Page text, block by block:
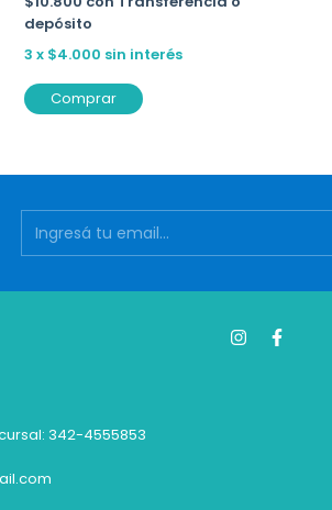
depósito
3 x $4.000 sin interés
Comprar
342-4555853